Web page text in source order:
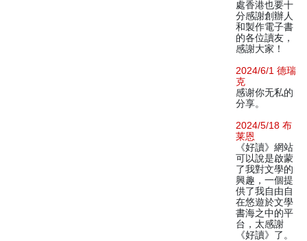
處香港也要十
分感謝創辦人
和製作電子書
的各位讀友，
感謝大家！
2024/6/1 德瑞
克
感谢你无私的
分享。
2024/5/18 布
莱恩
《好讀》網站
可以說是啟蒙
了我對文學的
興趣，一個提
供了我自由自
在悠遊於文學
書海之中的平
台，太感謝
《好讀》了。